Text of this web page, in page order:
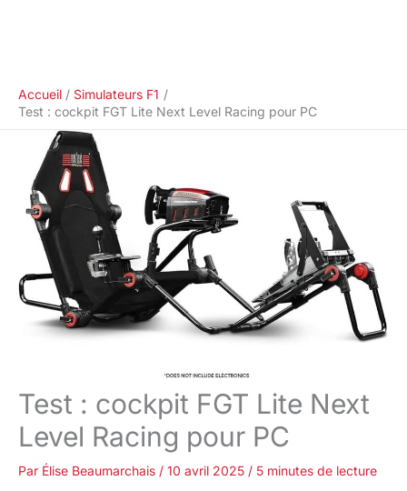
Accueil
Simulateurs F1
Test : cockpit FGT Lite Next Level Racing pour PC
Test : cockpit FGT Lite Next
Level Racing pour PC
Par Élise Beaumarchais / 10 avril 2025 / 5 minutes de lecture